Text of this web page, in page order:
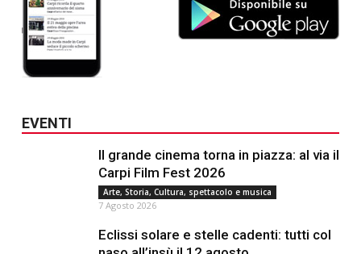
EVENTI
Il grande cinema torna in piazza: al via il
Carpi Film Fest 2026
Arte, Storia, Cultura, spettacolo e musica
7 Agosto 2026
Eclissi solare e stelle cadenti: tutti col